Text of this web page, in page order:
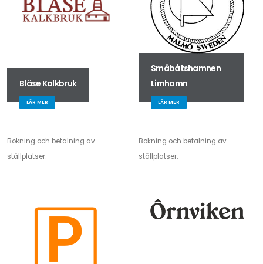
Bläse Kalkbruk
LÄR MER
Bokning och betalning av
ställplatser.
Småbåtshamnen
Limhamn
LÄR MER
Bokning och betalning av
ställplatser.